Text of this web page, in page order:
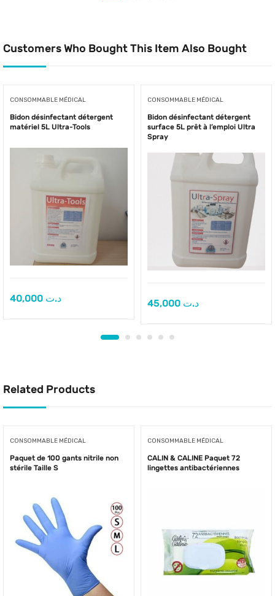
Customers Who Bought This Item Also Bought
CONSOMMABLE MÉDICAL
Bidon désinfectant détergent
matériel 5L Ultra-Tools
د.ت
CONSOMMABLE MÉDICAL
Bidon désinfectant détergent
surface 5L prêt à l’emploi Ultra
Spray
د.ت
Related Products
CONSOMMABLE MÉDICAL
Paquet de 100 gants nitrile non
stérile Taille S
CONSOMMABLE MÉDICAL
CALIN & CALINE Paquet 72
lingettes antibactériennes